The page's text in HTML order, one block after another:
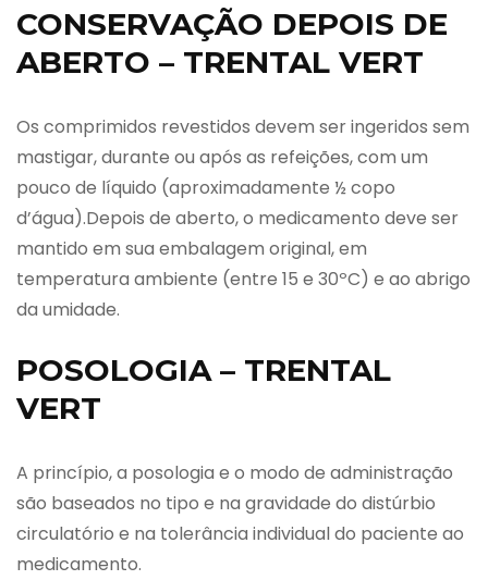
CONSERVAÇÃO DEPOIS DE
ABERTO – TRENTAL VERT
Os comprimidos revestidos devem ser ingeridos sem
mastigar, durante ou após as refeições, com um
pouco de líquido (aproximadamente ½ copo
d’água).Depois de aberto, o medicamento deve ser
mantido em sua embalagem original, em
temperatura ambiente (entre 15 e 30ºC) e ao abrigo
da umidade.
POSOLOGIA – TRENTAL
VERT
A princípio, a posologia e o modo de administração
são baseados no tipo e na gravidade do distúrbio
circulatório e na tolerância individual do paciente ao
medicamento.